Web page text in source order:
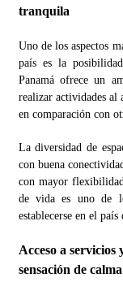
tranquila
Uno de los aspectos
país es la
Panamá ofrece un
realizar actividades al
en comparación con
La diversidad de
con buena
con mayor
de vida es uno de
establecerse en el
Acceso a
sensación de calma